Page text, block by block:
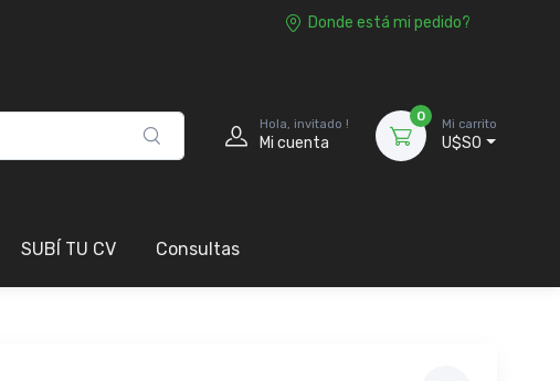
Donde está mi pedido?
Hola, invitado !
Mi cuenta
0
Mi carrito
U$S0
SUBÍ TU CV Consultas